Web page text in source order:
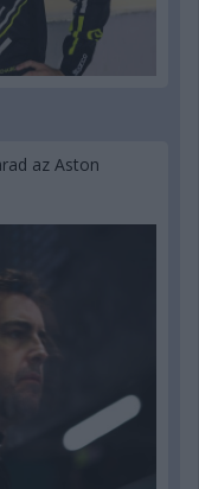
az Aston